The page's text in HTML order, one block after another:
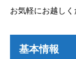
お気軽にお越しく
基本情報